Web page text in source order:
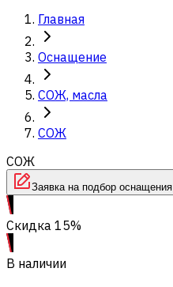
Главная
Оснащение
СОЖ, масла
СОЖ
СОЖ
Заявка на подбор оснащения
Скидка 15%
В наличии